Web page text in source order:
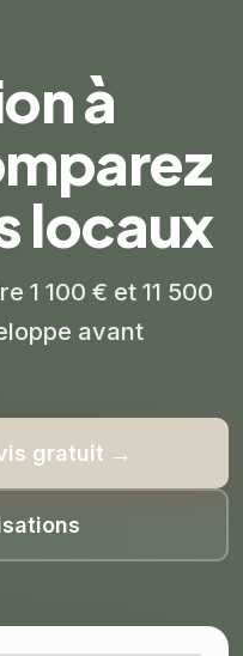
à
locaux
1 100 € et 11 500
avant
gratuit →